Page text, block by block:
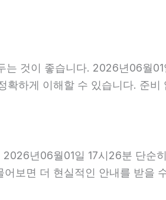
것이 좋습니다. 2026년06월
하게 이해할 수 있습니다. 준
년06월01일 17시26분 단순
보면 더 현실적인 안내를 받을